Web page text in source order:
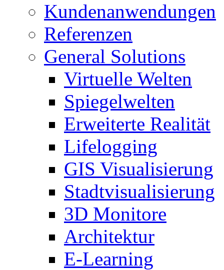
Kundenanwendungen
Referenzen
General Solutions
Virtuelle Welten
Spiegelwelten
Erweiterte Realität
Lifelogging
GIS Visualisierung
Stadtvisualisierung
3D Monitore
Architektur
E-Learning